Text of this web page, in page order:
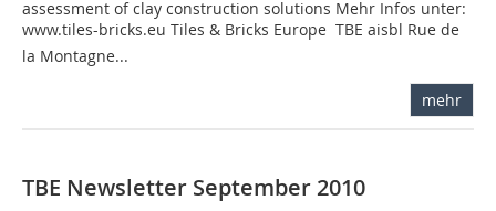
assessment of clay construction solutions Mehr Infos unter:
www.tiles-bricks.eu Tiles & Bricks Europe  TBE aisbl Rue de
la Montagne...
mehr
TBE Newsletter September 2010